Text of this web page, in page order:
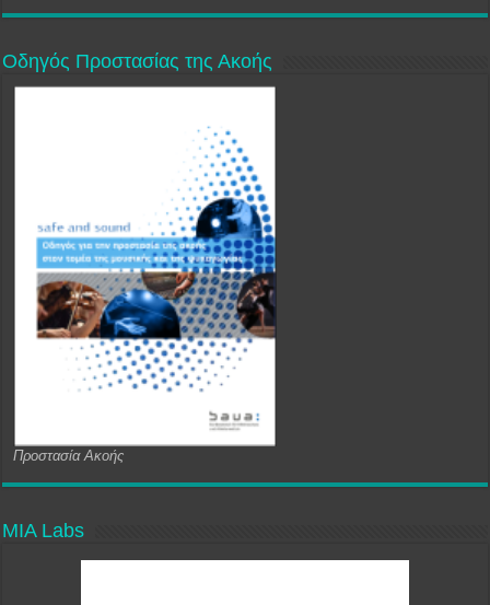
Οδηγός Προστασίας της Ακοής
Προστασία Ακοής
MIA Labs